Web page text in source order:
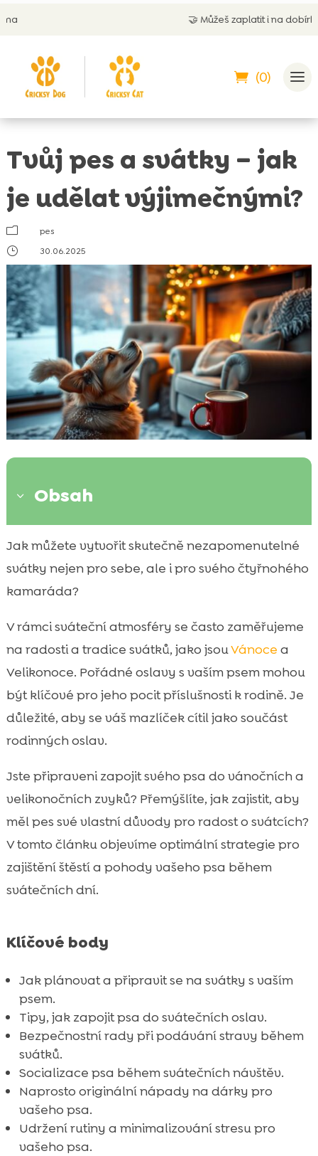
Můžeš zaplatit i na dobírku
(0)
Tvůj pes a svátky – jak
je udělat výjimečnými?
m
pes
}
30.06.2025
3 Obsah
 Plánování a příprava na svátky
 Způsoby, jak zapojit psa do svátečních
oslav
 Návštěvy a socializace během svátků
 Hračky a hry jako dárek pro vašeho psa
 Sváteční rutina psa
 Jak zvládnout stres během svátků
 Sváteční fotografie a suvenýry
 Speciální dárek: CricksyDog produkty pro
 Zdravotní péče během svátků
 Sváteční oblékání a módní doplňky
 Sváteční výlety a cestování s vaším psem
 Důležité sváteční tradice s vaším psem
 Alternativní způsoby oslav pro citlivé psy
 Závěr
Jak můžete vytvořit skutečně nezapomenutelné
svátky nejen pro sebe, ale i pro svého čtyřnohého
kamaráda?
V rámci sváteční atmosféry se často zaměřujeme
na radosti a tradice svátků, jako jsouVánoce a
Velikonoce. Pořádné oslavy s vaším psem mohou
být klíčové pro jeho pocit příslušnosti k rodině. Je
důležité, aby se váš mazlíček cítil jako součást
rodinných oslav.
Jste připraveni zapojit svého psa do vánočních a
velikonočních zvyků? Přemýšlíte, jak zajistit, aby
měl pes své vlastní důvody pro radost o svátcích?
V tomto článku objevíme optimální strategie pro
zajištění štěstí a pohody vašeho psa během
svátečních dní.
Klíčové body
Jak plánovat a připravit se na svátky s vaším
psem.
Tipy, jak zapojit psa do svátečních oslav.
Bezpečnostní rady při podávání stravy během
svátků.
Socializace psa během svátečních návštěv.
Naprosto originální nápady na dárky pro
vašeho psa.
Udržení rutiny a minimalizování stresu pro
vašeho psa.